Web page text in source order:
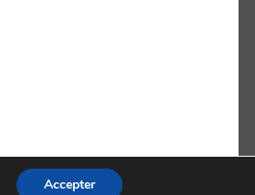
(RSS) Accepter